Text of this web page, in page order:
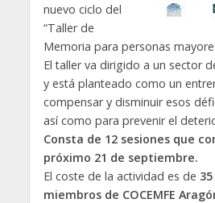
nuevo ciclo del
“Taller de
Memoria para personas
El taller va dirigido a un sector
y está planteado como un
compensar y disminuir esos
así como para prevenir el
Consta de 12 sesiones que
próximo 21 de septiembre.
El coste de la actividad es de
miembros de COCEMFE